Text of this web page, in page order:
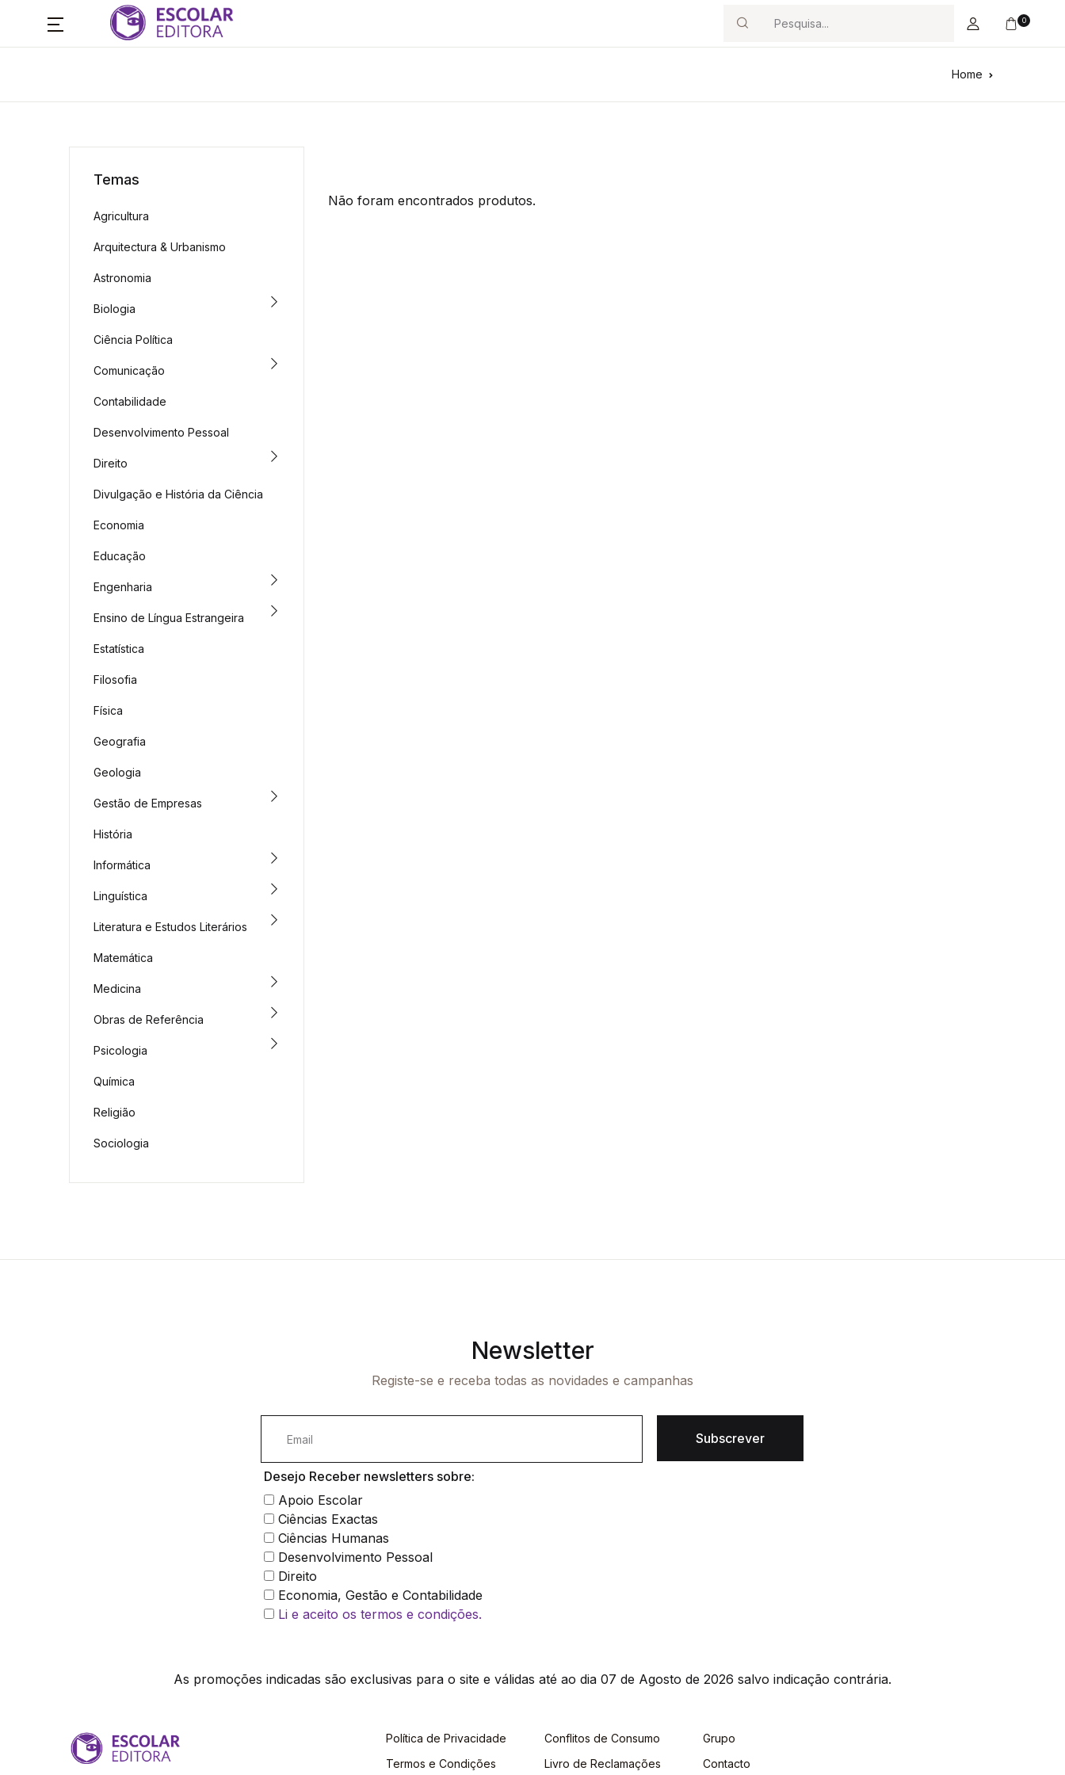
Search
0
Home
Não foram encontrados produtos.
Temas
Agricultura
Arquitectura & Urbanismo
Astronomia
Biologia
Ciência Política
Comunicação
Contabilidade
Desenvolvimento Pessoal
Direito
Divulgação e História da Ciência
Economia
Educação
Engenharia
Ensino de Língua Estrangeira
Estatística
Filosofia
Física
Geografia
Geologia
Gestão de Empresas
História
Informática
Linguística
Literatura e Estudos Literários
Matemática
Medicina
Obras de Referência
Psicologia
Química
Religião
Sociologia
Newsletter
Registe-se e receba todas as novidades e campanhas
Subscrever
Desejo Receber newsletters sobre:
Apoio Escolar
Ciências Exactas
Ciências Humanas
Desenvolvimento Pessoal
Direito
Economia, Gestão e Contabilidade
Li e aceito os termos e condições.
As promoções indicadas são exclusivas para o site e válidas até ao dia 07 de Agosto de 2026 salvo indicação contrária.
Política de Privacidade
Termos e Condições
Conflitos de Consumo
Livro de Reclamações
Grupo
Contacto